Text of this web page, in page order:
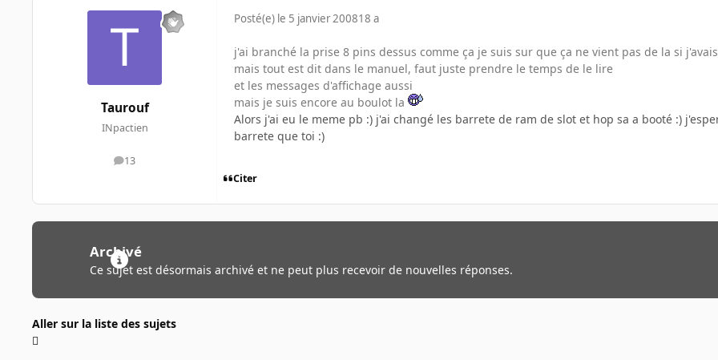
Taurouf
INpactien
13
messages
Posté(e) le 5 janvier 200818 a
j'ai branché la prise 8 pins dessus comme ça je suis sur que ça ne vient pas de la si
mais tout est dit dans le manuel, faut juste prendre le temps de le lire
et les messages d'affichage aussi
mais je suis encore au boulot la
Alors j'ai eu le meme pb :) j'ai changé les barrete de ram de slot et hop sa a booté :)
barrete que toi :)
Citer
Archivé
Ce sujet est désormais archivé et ne peut plus recevoir de nouvelles réponses.
Aller sur la liste des sujets